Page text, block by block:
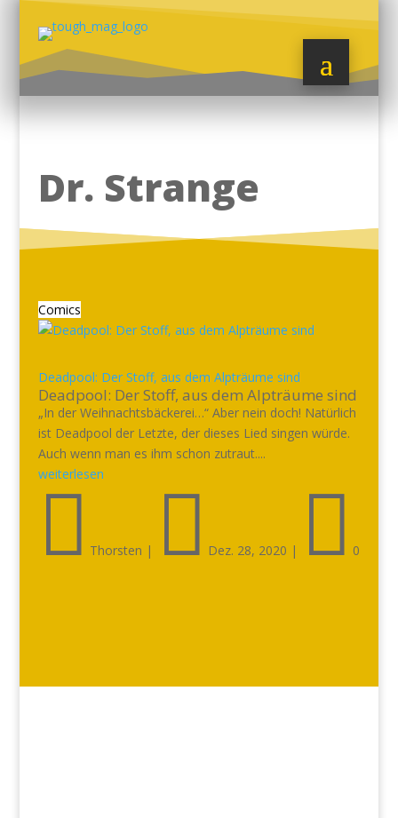
Dr. Strange
Comics
Deadpool: Der Stoff, aus dem Alpträume sind
Deadpool: Der Stoff, aus dem Alpträume sind
„In der Weihnachtsbäckerei…“ Aber nein doch! Natürlich
ist Deadpool der Letzte, der dieses Lied singen würde.
Auch wenn man es ihm schon zutraut....
weiterlesen
 Thorsten |  Dez. 28, 2020 |  0